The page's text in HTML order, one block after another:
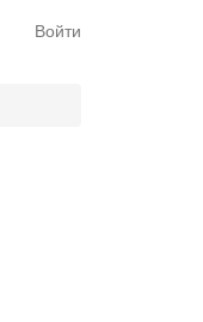
Войти